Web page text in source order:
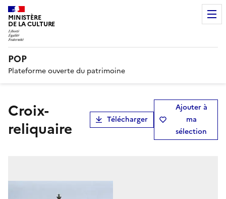
MINISTÈRE
DE LA CULTURE
POP
Plateforme ouverte du patrimoine
croix-
reliquaire
Télécharger
Ajouter à
ma
sélection